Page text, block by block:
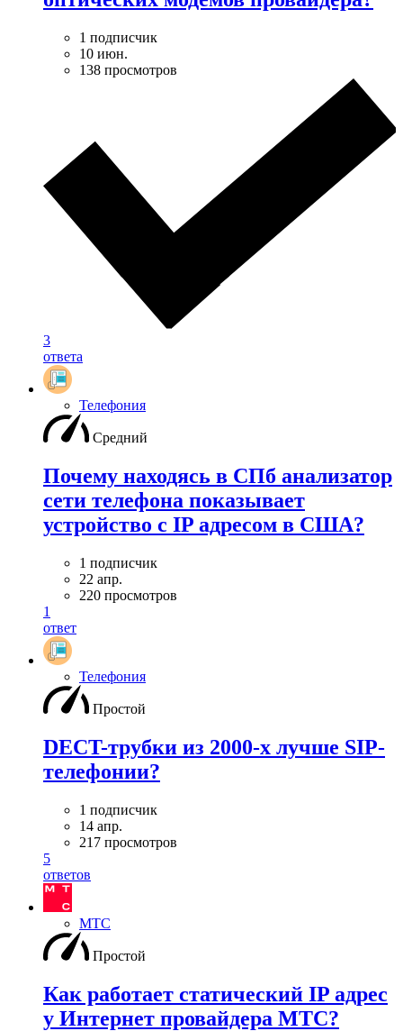
1 подписчик
10 июн.
138 просмотров
3
ответа
Телефония
Средний
Почему находясь в СПб анализатор
сети телефона показывает
устройство с IP адресом в США?
1 подписчик
22 апр.
220 просмотров
1
ответ
Телефония
Простой
DECT-трубки из 2000-х лучше SIP-
телефонии?
1 подписчик
14 апр.
217 просмотров
5
ответов
МТС
Простой
Как работает статический IP адрес
у Интернет провайдера МТС?